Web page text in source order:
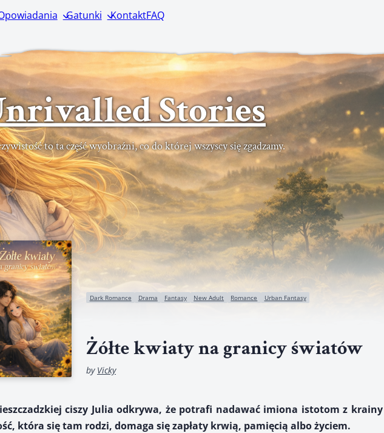
Gatunki KontaktFAQ
Stories
to ta część wyobraźni, co do której wszyscy się zgadzamy.
Dark Romance Drama Fantasy New Adult Romance Urban Fantasy
Żółte kwiaty na granicy światów
by Vicky
ciszy Julia odkrywa, że potrafi nadawać imiona istotom z
która się tam rodzi, domaga się zapłaty krwią, pamięcią albo życiem.